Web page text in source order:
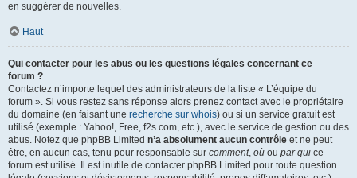
en suggérer de nouvelles.
Haut
Qui contacter pour les abus ou les questions légales concernant ce
forum ?
Contactez n’importe lequel des administrateurs de la liste « L’équipe du
forum ». Si vous restez sans réponse alors prenez contact avec le propriétaire
du domaine (en faisant une recherche sur whois) ou si un service gratuit est
utilisé (exemple : Yahoo!, Free, f2s.com, etc.), avec le service de gestion ou des
abus. Notez que phpBB Limited n’a absolument aucun contrôle et ne peut
être, en aucun cas, tenu pour responsable sur comment, où ou par qui ce
forum est utilisé. Il est inutile de contacter phpBB Limited pour toute question